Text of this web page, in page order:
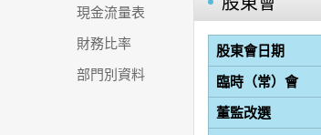
現金流量表
財務比率
部門別資料
股東會日期
臨時（常）會
董監改選